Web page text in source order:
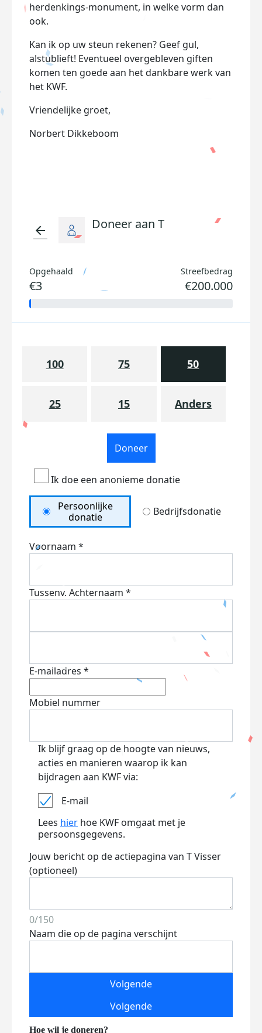
herdenkings-monument, in welke vorm dan
ook.
Kan ik op uw steun rekenen? Geef gul,
alstublieft! Eventueel overgebleven giften
komen ten goede aan het dankbare werk van
het KWF.
Vriendelijke groet,
Norbert Dikkeboom
arrow_back Doneer aan T
Opgehaald
€3
Streefbedrag
€200.000
100 75 50
25 15 Anders
Doneer
Ik doe een anonieme donatie
Persoonlijke
donatie
Bedrijfsdonatie
Voornaam *
Tussenv. Achternaam *
E-mailadres *
Mobiel nummer
Ik blijf graag op de hoogte van nieuws,
acties en manieren waarop ik kan
bijdragen aan KWF via:
E-mail
Lees hier hoe KWF omgaat met je
persoonsgegevens.
Jouw bericht op de actiepagina van T Visser
(optioneel)
0/150
Naam die op de pagina verschijnt
Volgende
Volgende